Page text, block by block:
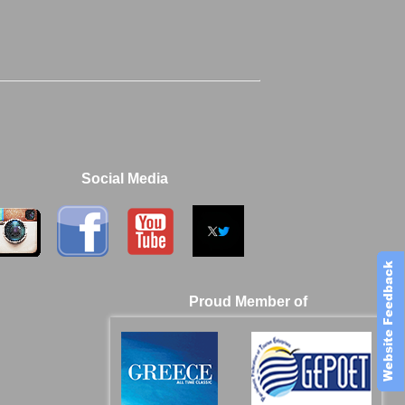
Social Media
Proud Member of